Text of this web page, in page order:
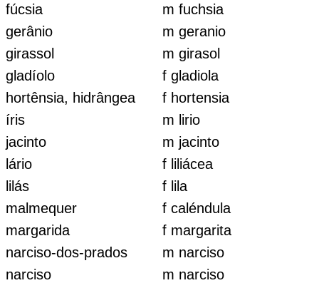
fúcsia
m fuchsia
gerânio
m geranio
girassol
m girasol
gladíolo
f gladiola
hortênsia, hidrângea
f hortensia
íris
m lirio
jacinto
m jacinto
lário
f liliácea
lilás
f lila
malmequer
f caléndula
margarida
f margarita
narciso-dos-prados
m narciso
narciso
m narciso